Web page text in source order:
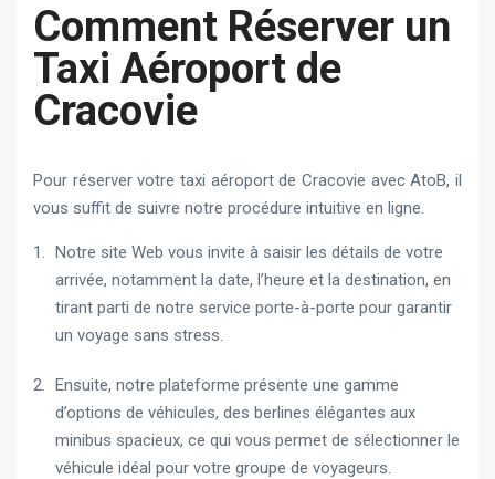
Comment Réserver un
Taxi Aéroport de
Cracovie
Pour réserver votre taxi aéroport de Cracovie avec AtoB, il
vous suffit de suivre notre procédure intuitive en ligne.
Notre site Web vous invite à saisir les détails de votre
arrivée, notamment la date, l’heure et la destination, en
tirant parti de notre service porte-à-porte pour garantir
un voyage sans stress.
Ensuite, notre plateforme présente une gamme
d’options de véhicules, des berlines élégantes aux
minibus spacieux, ce qui vous permet de sélectionner le
véhicule idéal pour votre groupe de voyageurs.